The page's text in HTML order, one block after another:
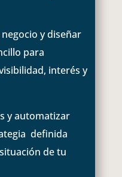
y diseñar
para
interés y
y automatizar
definida
de tu